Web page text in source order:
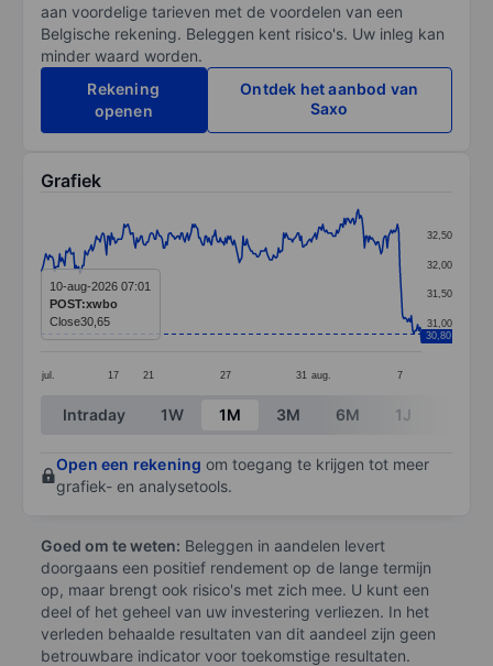
aan voordelige tarieven met de voordelen van een
Belgische rekening. Beleggen kent risico's. Uw inleg kan
minder waard worden.
Rekening
openen
Ontdek het aanbod van
Saxo
Grafiek
Line chart with 302 data points.
The chart has 1 X axis displaying categories.
The chart has 1 Y axis displaying values. Data
jul. 17 21 27 31 aug. 7
31,00
31,50
32,00
32,50
30,80
10-aug-2026 07:01
POST:xwbo
Close30,65
End of interactive chart.
Intraday 1W 1M 3M 6M 1J
Open een rekening om toegang te krijgen tot meer
grafiek- en analysetools.
Goed om te weten: Beleggen in aandelen levert
doorgaans een positief rendement op de lange termijn
op, maar brengt ook risico's met zich mee. U kunt een
deel of het geheel van uw investering verliezen. In het
verleden behaalde resultaten van dit aandeel zijn geen
betrouwbare indicator voor toekomstige resultaten.